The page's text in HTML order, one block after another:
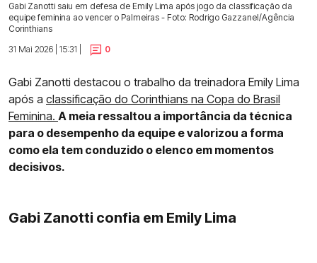
Gabi Zanotti saiu em defesa de Emily Lima após jogo da classificação da
equipe feminina ao vencer o Palmeiras - Foto: Rodrigo Gazzanel/Agência
Corinthians
31 Mai 2026 | 15:31 |
0
Gabi Zanotti destacou o trabalho da treinadora Emily Lima
após a classificação do Corinthians na Copa do Brasil
Feminina. A meia ressaltou a importância da técnica
para o desempenho da equipe e valorizou a forma
como ela tem conduzido o elenco em momentos
decisivos.
Gabi Zanotti confia em Emily Lima